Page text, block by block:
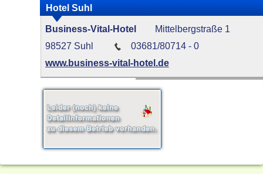
Hotel Suhl
Business-Vital-Hotel
Mittelbergstraße 1
98527 Suhl
03681/80714 - 0
www.business-vital-hotel.de